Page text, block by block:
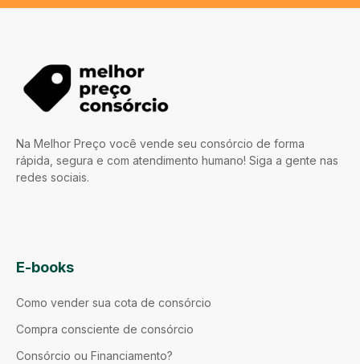
Na Melhor Preço você vende seu consórcio de forma
rápida, segura e com atendimento humano! Siga a gente nas
redes sociais.
E-books
Como vender sua cota de consórcio
Compra consciente de consórcio
Consórcio ou Financiamento?